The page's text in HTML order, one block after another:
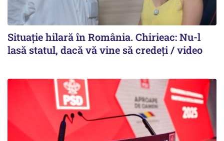
Situație hilară în România. Chirieac: Nu-l
lasă statul, dacă vă vine să credeți / video